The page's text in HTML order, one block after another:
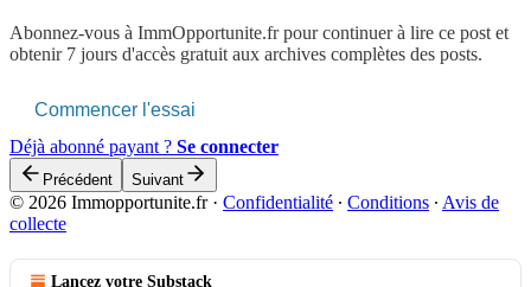
Abonnez-vous à ImmOpportunite.frpour continuer à lire ce post et
obtenir 7 jours d'accès gratuit aux archives complètes des posts.
Commencer l'essai
Déjà abonné payant ? Se connecter
Précédent Suivant
© 2026 Immopportunite.fr· Confidentialité ∙ Conditions ∙ Avis de
collecte
Lancez votre Substack